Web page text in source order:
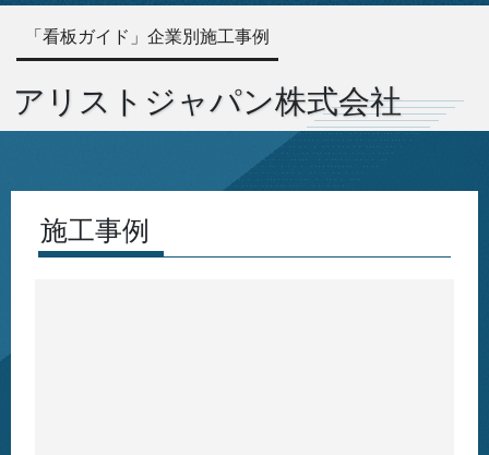
アリストジャパン株式会社
「看板ガイド」企業別施工事例
施工事例